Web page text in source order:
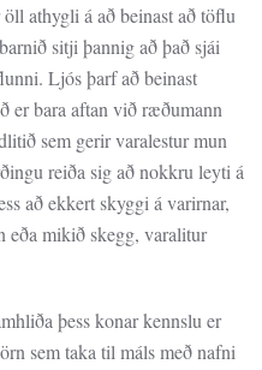
öll athygli á að beinast að töflu
sitji þannig að það sjái
Ljós þarf að beinast
er bara aftan við ræðumann
sem gerir varalestur mun
reiða sig að nokkru leyti á
að ekkert skyggi á varirnar,
eða mikið skegg, varalitur
þess konar kennslu er
sem taka til máls með nafni